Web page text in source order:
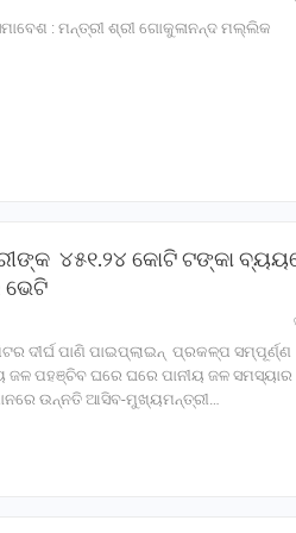
: ମନ୍ତ୍ରୀ ଶ୍ରୀ ଗୋକୁଳାନନ୍ଦ ମଲ୍ଲିକ
୪୫୧.୨୪ କୋଟି ଟଙ୍କା
ଭେଟି
ଦୀର୍ଘ ପାଣି ପାଇପ୍‌ଲାଇନ୍ ପ୍ରକଳ୍ପ ସମ୍ପୂର୍ଣ୍ଣ
ଜଳ ପହଞ୍ଚିବ ଘରେ ଘରେ ପାନୀୟ ଜଳ ସମସ୍ୟାର
ଉନ୍ନତି ଆସିବ-ମୁଖ୍ୟମନ୍ତ୍ରୀ…